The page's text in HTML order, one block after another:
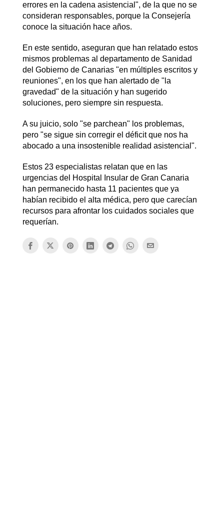
errores en la cadena asistencial", de la que no se
consideran responsables, porque la Consejería
conoce la situación hace años.
En este sentido, aseguran que han relatado estos
mismos problemas al departamento de Sanidad
del Gobierno de Canarias "en múltiples escritos y
reuniones", en los que han alertado de "la
gravedad" de la situación y han sugerido
soluciones, pero siempre sin respuesta.
A su juicio, solo "se parchean" los problemas,
pero "se sigue sin corregir el déficit que nos ha
abocado a una insostenible realidad asistencial".
Estos 23 especialistas relatan que en las
urgencias del Hospital Insular de Gran Canaria
han permanecido hasta 11 pacientes que ya
habían recibido el alta médica, pero que carecían
recursos para afrontar los cuidados sociales que
requerían.